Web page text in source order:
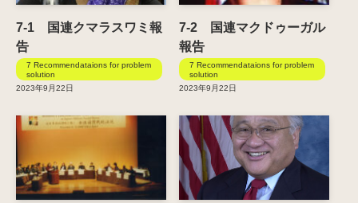
7-1 国連クマラスワミ報
告
7 Recommendataions for problem
solution
2023年9月22日
7-2 国連マクドゥーガル
報告
7 Recommendataions for problem
solution
2023年9月22日